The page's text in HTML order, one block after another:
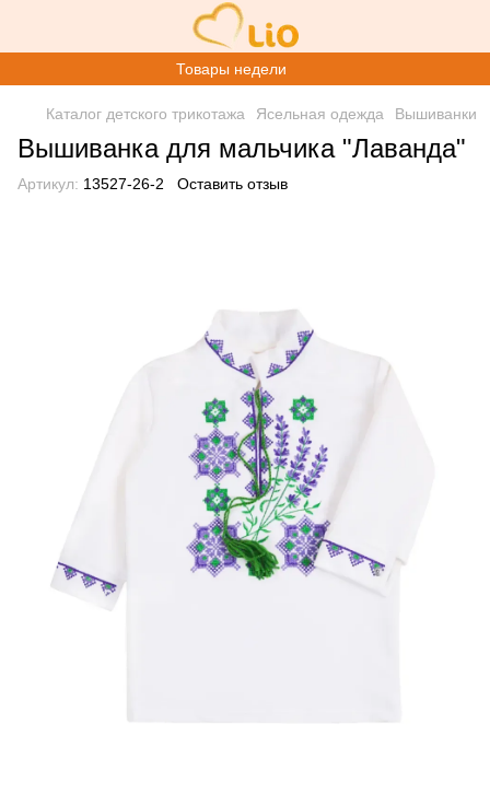
Товары недели
Каталог детского трикотажа Ясельная одежда Вышиванки
Вышиванка для мальчика "Лаванда"
Артикул: 13527-26-2 Оставить отзыв